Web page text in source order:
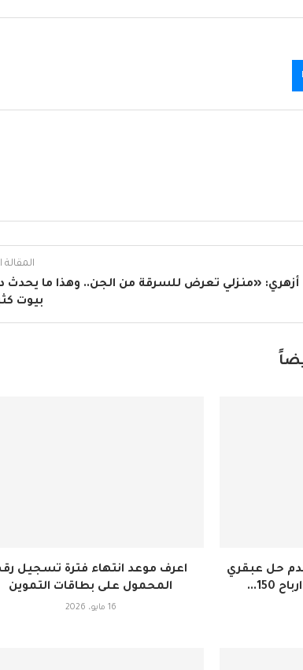
المقالة
أزهري: «منزلي تعرض للسرقة من الجن.. وهذا ما يحدث
بيوت
اعرف موعد انتهاء فترة تسجيل
المحمول على بطاقات التموين
16 مايو، 2026
حل عبقري
150...